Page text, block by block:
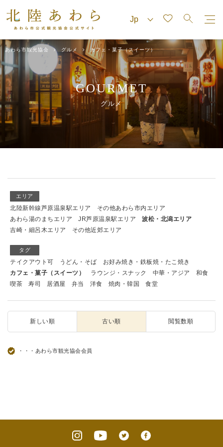
あわら市観光協会 グルメ カフェ・菓子（スイーツ）
GOURMET
グルメ
エリア
北陸新幹線芦原温泉駅エリア
その他あわら市内エリア
あわら湯のまちエリア
JR芦原温泉駅エリア
波松・北潟エリア
吉崎・細呂木エリア
その他近郊エリア
タグ
テイクアウト可 うどん・そば
お好み焼き・鉄板焼・たこ焼き
カフェ・菓子（スイーツ）
ラウンジ・スナック 中華・アジア
和食
喫茶
寿司 居酒屋 弁当 洋食 焼肉・韓国 食堂
新しい順 古い順 閲覧数順
・・・あわら市観光協会会員